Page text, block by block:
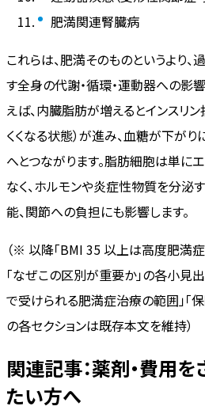
肥満関連腎臓病
これらは、肥満そのものというより
す全身の代謝・循環・運動器への影
えば、内臓脂肪が増えるとインスリ
くくなる状態）が進み、血糖が下が
へとつながります。脂肪細胞は単に
なく、ホルモンや炎症性物質を分泌
能、関節への負担にも影響します。
（※ 以降「BMI 35 以上は高度肥満症
「なぜこの区別が重要か」の各小見
で受けられる肥満症治療の範囲」「
の各セクションは既存本文を維持）
関連記事：薬剤・費用を
たい方へ